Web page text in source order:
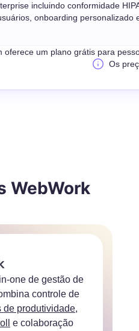
incluindo conformidade
onboarding personalizado
oferece um plano grátis para
Os
WebWork
one de gestão de
controle de
de produtividade,
e colaboração